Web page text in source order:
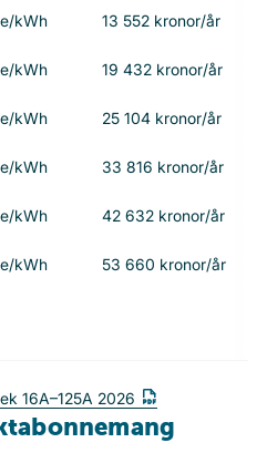
kWh 13 552 kronor/år
kWh 19 432 kronor/år
kWh 25 104 kronor/år
kWh 33 816 kronor/år
kWh 42 632 kronor/år
kWh 53 660 kronor/år
16A–125A 2026